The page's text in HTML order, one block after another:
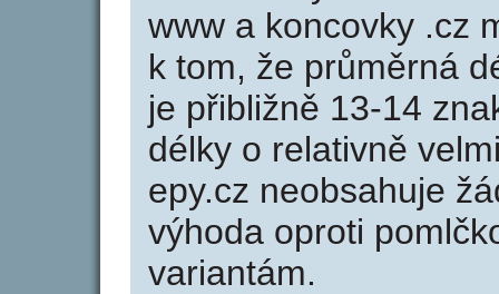
www a koncovky .cz
k tom, že průměrná
je přibližně 13-14
délky o relativně
epy.cz neobsahuje
výhoda oproti
variantám.